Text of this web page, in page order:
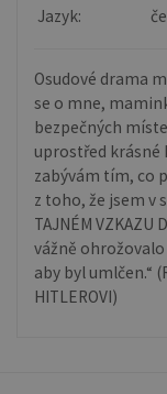
Jazyk:
Osudové drama
se o mne,
bezpečných
uprostřed krásné
zabývám tím, co
z toho, že jsem v
TAJNÉM VZKAZU
vážně
aby byl umlčen.“
HITLEROVI)